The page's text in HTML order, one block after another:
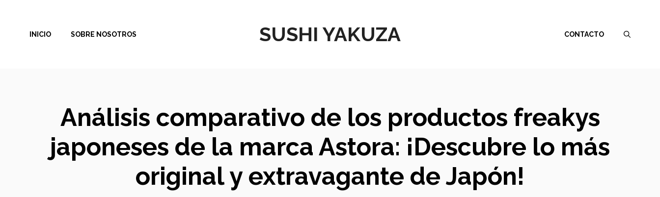
contenido
SUSHI YAKUZA
INICIO SOBRE NOSOTROS CONTACTO
Análisis comparativo de los productos freakys
japoneses de la marca Astora: ¡Descubre lo más
original y extravagante de Japón!